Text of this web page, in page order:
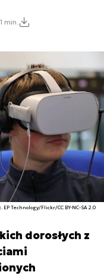
1 min.
EP Technology/Flickr/CC BY-NC-SA 2.0
dorosłych z